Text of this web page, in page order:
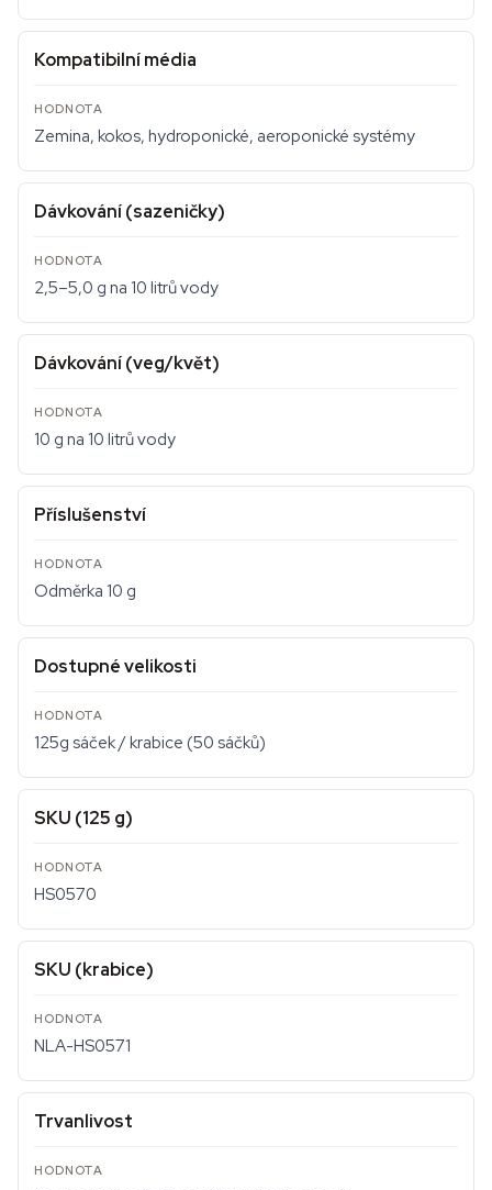
Kompatibilní média
Zemina, kokos, hydroponické, aeroponické systémy
Dávkování (sazeničky)
2,5–5,0 g na 10 litrů vody
Dávkování (veg/květ)
10 g na 10 litrů vody
Příslušenství
Odměrka 10 g
Dostupné velikosti
125g sáček / krabice (50 sáčků)
SKU (125 g)
HS0570
SKU (krabice)
NLA-HS0571
Trvanlivost